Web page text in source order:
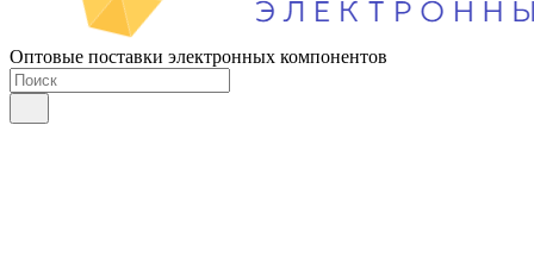
Оптовые поставки электронных компонентов